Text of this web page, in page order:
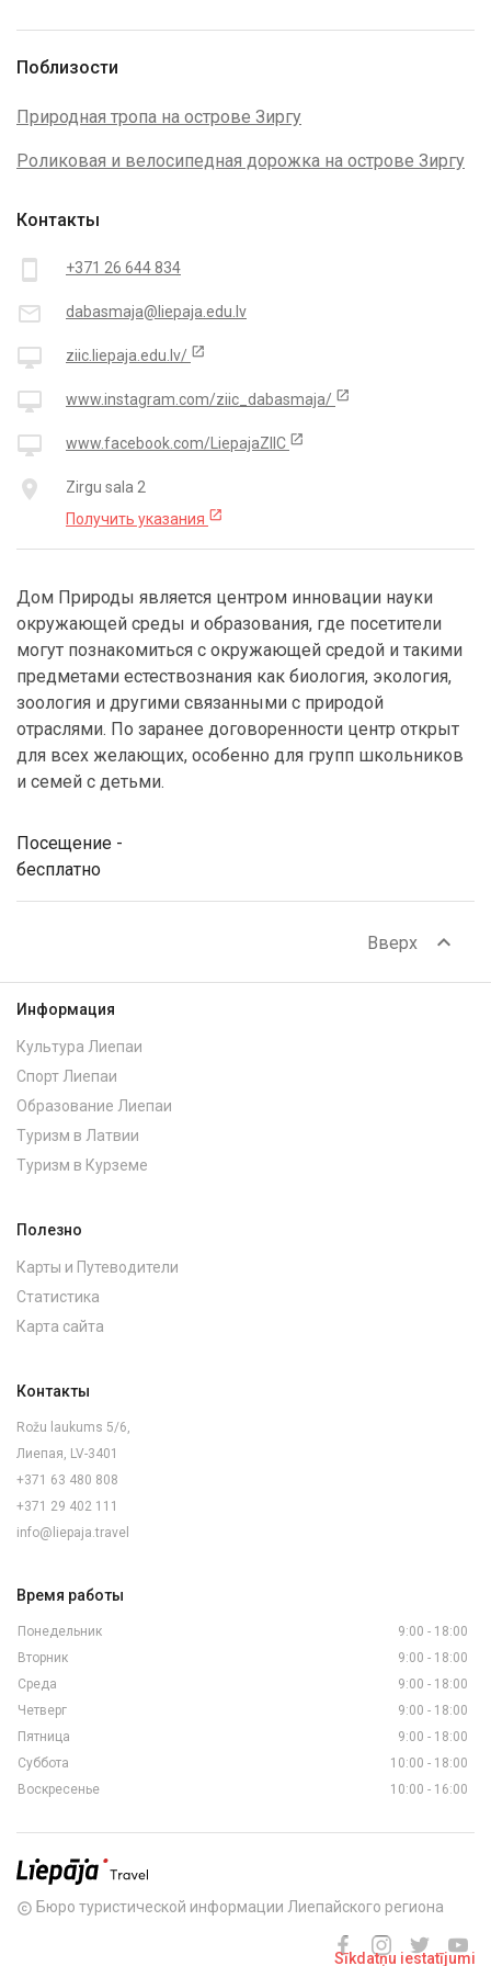
Sīkdatņu iestatījumi
Посещение -
бесплатно
Контакты
smartphone +371 26 644 834
mail_outline dabasmaja@liepaja.edu.lv
desktop_mac ziic.liepaja.edu.lv/ open_in_new
desktop_mac www.instagram.com/ziic_dabasmaja/ open_in_new
desktop_mac www.facebook.com/LiepajaZIIC open_in_new
place
Zirgu sala 2
Получить указания open_in_new
Дом Природы является центром инновации науки
окружающей среды и образования, где посетители
могут познакомиться с окружающей средой и такими
предметами естествознания как биология, экология,
зоология и другими связанными с природой
отраслями. По заранее договоренности центр открыт
для всех желающих, особенно для групп школьников
и семей с детьми.
Поблизости
Природная тропа на острове Зиргу
Роликовая и велосипедная дорожка на острове Зиргу
Вверх expand_less
Информация
Культура Лиепаи
Спорт Лиепаи
Образование Лиепаи
Туризм в Латвии
Туризм в Курземе
Полезно
Карты и Путеводители
Статистика
Карта сайта
Контакты
Rožu laukums 5/6,
Лиепая, LV-3401
+371 63 480 808
+371 29 402 111
info@liepaja.travel
Время работы
Понедельник
9:00 - 18:00
Вторник
9:00 - 18:00
Среда
9:00 - 18:00
Четверг
9:00 - 18:00
Пятница
9:00 - 18:00
Суббота
10:00 - 18:00
Воскресенье
10:00 - 16:00
copyright Бюро туристической информации Лиепайского региона